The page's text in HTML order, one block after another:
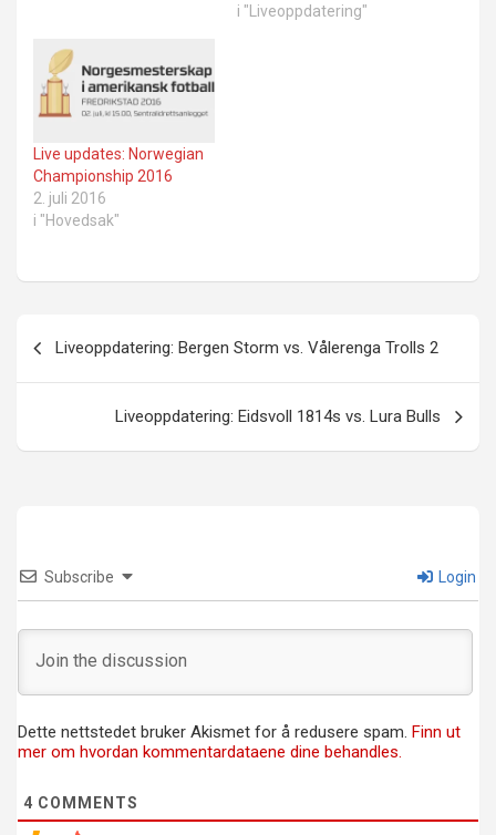
i "Liveoppdatering"
Live updates: Norwegian
Championship 2016
2. juli 2016
i "Hovedsak"
Liveoppdatering: Bergen Storm vs. Vålerenga Trolls 2
Liveoppdatering: Eidsvoll 1814s vs. Lura Bulls
Subscribe Login
Dette nettstedet bruker Akismet for å redusere spam. Finn ut
mer om hvordan kommentardataene dine behandles.
4 COMMENTS